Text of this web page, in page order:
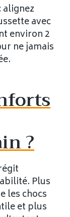
avec
environ 2
ne jamais
?
Plus
les chocs
et plus